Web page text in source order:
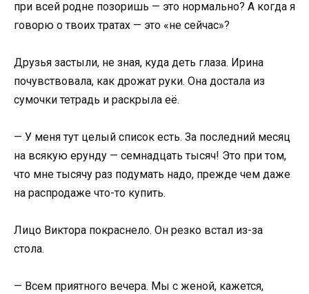
при всей родне позоришь — это нормально? А когда я
говорю о твоих тратах — это «не сейчас»?
Друзья застыли, не зная, куда деть глаза. Ирина
почувствовала, как дрожат руки. Она достала из
сумочки тетрадь и раскрыла её.
— У меня тут целый список есть. За последний месяц
на всякую ерунду — семнадцать тысяч! Это при том,
что мне тысячу раз подумать надо, прежде чем даже
на распродаже что-то купить.
Лицо Виктора покраснело. Он резко встал из-за
стола.
— Всем приятного вечера. Мы с женой, кажется,